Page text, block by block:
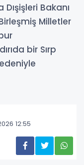
Bakanı
Milletler
bir Sırp
12:55